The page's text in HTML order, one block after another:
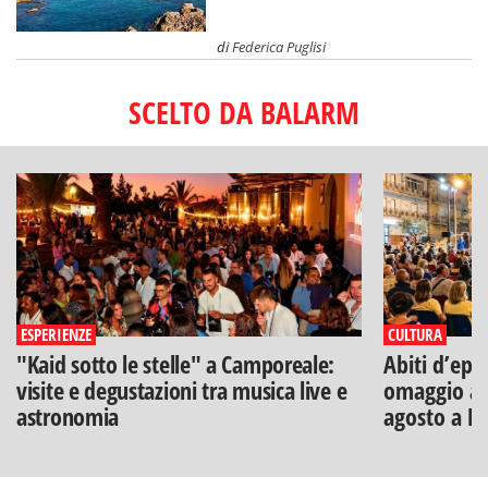
diFederica Puglisi
SCELTO DA BALARM
ESPERIENZE
"Kaid sotto le stelle" a Camporeale:
visite e degustazioni tra musica live e
astronomia
CULTURA
Abiti
omaggio
agosto a